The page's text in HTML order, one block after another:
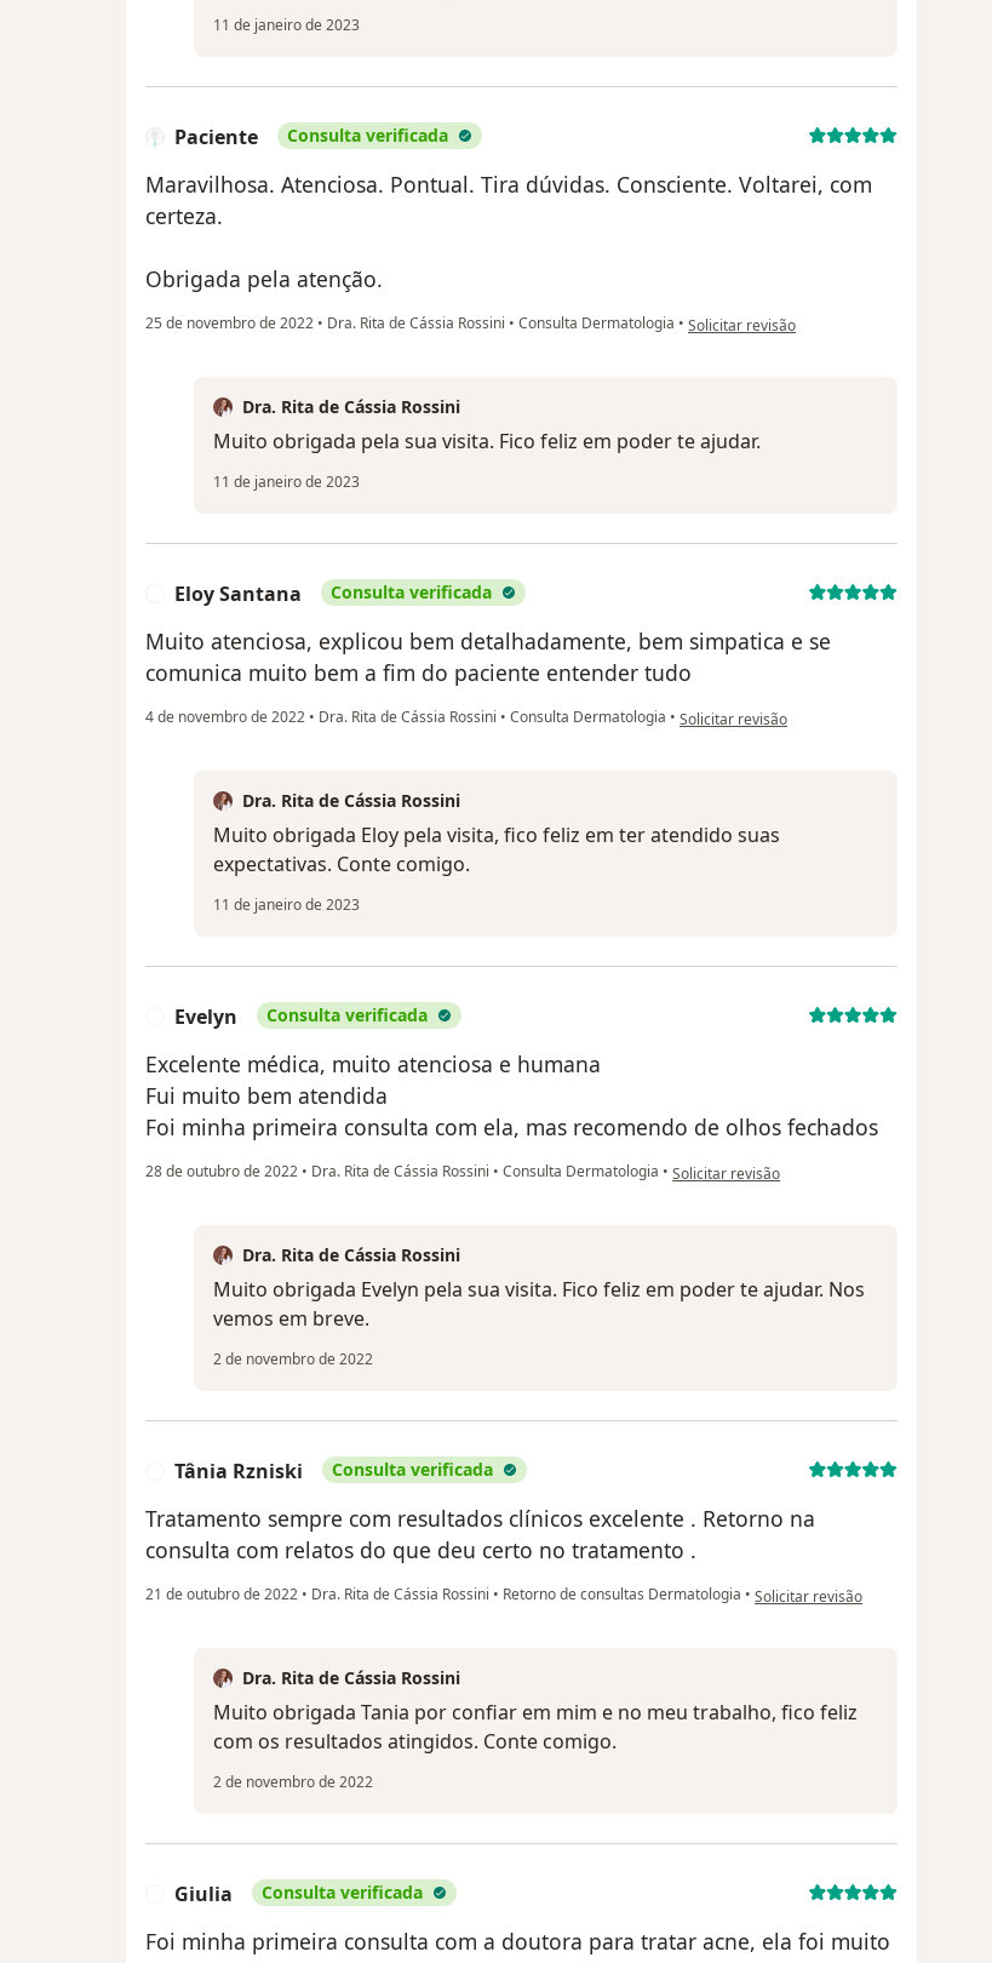
11 de janeiro de 2023
Paciente Consulta verificada
Maravilhosa. Atenciosa. Pontual. Tira dúvidas. Consciente. Voltarei, com
certeza.
Obrigada pela atenção.
25 de novembro de 2022 • Dra. Rita de Cássia Rossini • Consulta Dermatologia • na opinião do utilizador Paciente
Solicitar revisão
Dra. Rita de Cássia Rossini
Muito obrigada pela sua visita. Fico feliz em poder te ajudar.
11 de janeiro de 2023
Eloy Santana Consulta verificada
Muito atenciosa, explicou bem detalhadamente, bem simpatica e se
comunica muito bem a fim do paciente entender tudo
4 de novembro de 2022 • Dra. Rita de Cássia Rossini • Consulta Dermatologia • na opinião do utilizador Eloy Santana
Solicitar revisão
Dra. Rita de Cássia Rossini
Muito obrigada Eloy pela visita, fico feliz em ter atendido suas
expectativas. Conte comigo.
11 de janeiro de 2023
Evelyn Consulta verificada
Excelente médica, muito atenciosa e humana
Fui muito bem atendida
Foi minha primeira consulta com ela, mas recomendo de olhos fechados
28 de outubro de 2022 • Dra. Rita de Cássia Rossini • Consulta Dermatologia • na opinião do utilizador Evelyn
Solicitar revisão
Dra. Rita de Cássia Rossini
Muito obrigada Evelyn pela sua visita. Fico feliz em poder te ajudar. Nos
vemos em breve.
2 de novembro de 2022
Tânia Rzniski Consulta verificada
Tratamento sempre com resultados clínicos excelente . Retorno na
consulta com relatos do que deu certo no tratamento .
21 de outubro de 2022 • Dra. Rita de Cássia Rossini • Retorno de consultas Dermatologia • na opinião do utilizador Tânia Rzniski
Solicitar revisão
Dra. Rita de Cássia Rossini
Muito obrigada Tania por confiar em mim e no meu trabalho, fico feliz
com os resultados atingidos. Conte comigo.
2 de novembro de 2022
Giulia Consulta verificada
Foi minha primeira consulta com a doutora para tratar acne, ela foi muito